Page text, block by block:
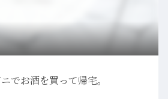
でお酒を買って帰宅。